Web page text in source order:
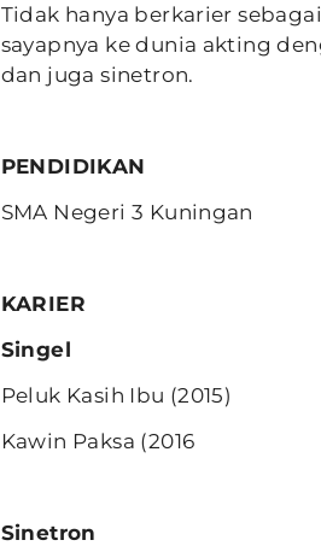
Tidak hanya berkarier
sayapnya ke dunia akting
dan juga sinetron.
PENDIDIKAN
SMA Negeri 3 Kuningan
KARIER
Singel
Peluk Kasih Ibu (2015)
Kawin Paksa (2016
Sinetron